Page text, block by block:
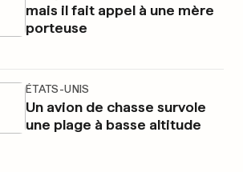
mais il fait appel à une mère
porteuse
ÉTATS-UNIS
Un avion de chasse survole
une plage à basse altitude